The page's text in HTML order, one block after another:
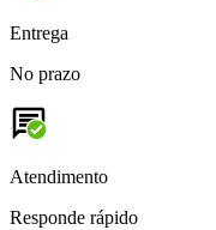
Entrega
No prazo
Atendimento
Responde rápido